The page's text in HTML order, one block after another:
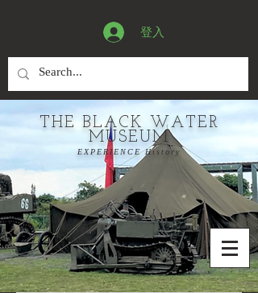
登入
THE BLACK WATER
MUSEUM
EXPERIENCE History